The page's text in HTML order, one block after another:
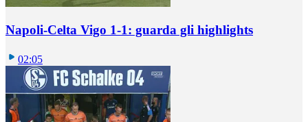
Napoli-Celta Vigo 1-1: guarda gli highlights
02:05